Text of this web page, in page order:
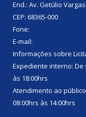
End.: Av. Getúlio
CEP: 68365-000
Fone:
E-mail:
Informações sobre
Expediente interno:
às 18:00hrs
Atendimento ao
08:00hrs às 14:00hrs